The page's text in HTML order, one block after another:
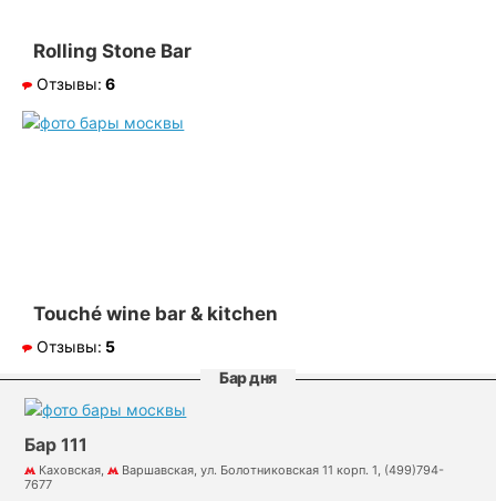
Rolling Stone Bar
Отзывы: 6
Touché wine bar & kitchen
Отзывы: 5
Бар дня
Бар 111
Каховская,
Варшавская, ул. Болотниковская 11 корп. 1, (499)794-
7677